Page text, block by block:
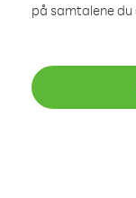
på samtalene